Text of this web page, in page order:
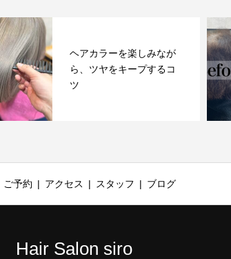
ヘアカラーを楽しみなが
ら、ツヤをキープするコ
ツ
ご予約 アクセス スタッフ ブログ
Hair Salon siro